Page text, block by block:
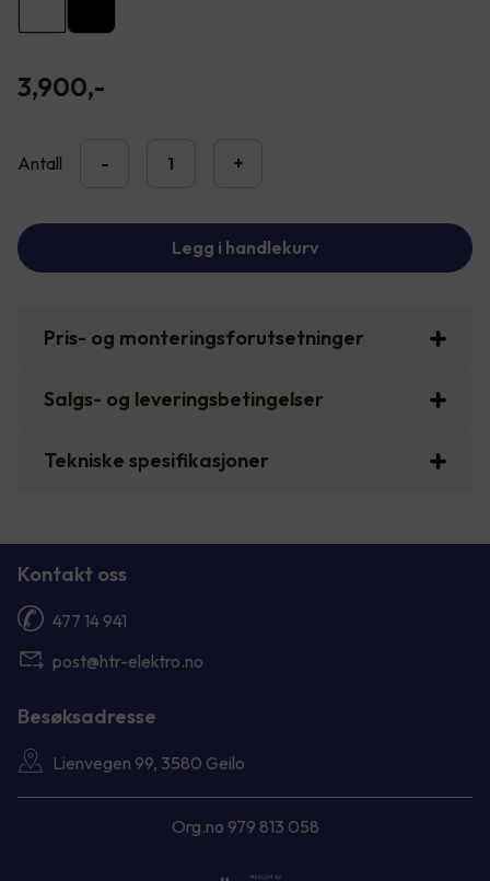
3,900,-
Antall - +
Legg i handlekurv
Pris- og monteringsforutsetninger
Salgs- og leveringsbetingelser
Tekniske spesifikasjoner
Kontakt oss
477 14 941
post@htr-elektro.no
Besøksadresse
Lienvegen 99, 3580 Geilo
Org.no 979 813 058